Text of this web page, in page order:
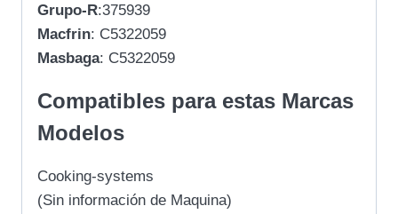
Grupo-R:375939
Macfrin: C5322059
Masbaga: C5322059
Compatibles para estas Marcas
Modelos
Cooking-systems
(Sin información de Maquina)